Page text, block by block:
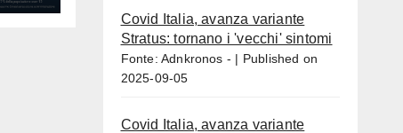
Covid Italia, avanza variante
Stratus: tornano i 'vecchi' sintomi
Fonte: Adnkronos -
Published on
2025-09-05
Covid Italia, avanza variante